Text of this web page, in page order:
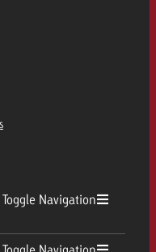
Toggle Navigation